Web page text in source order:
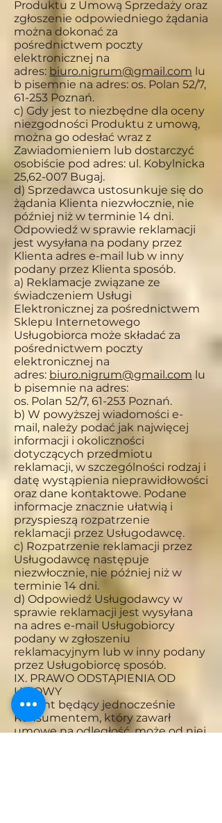
Produktu z Umową Sprzedaży oraz
zgłoszenie odpowiedniego żądania
można dokonać za
pośrednictwem poczty
elektronicznej na
adres: biuro.nigrum@gmail.com lu
b pisemnie na adres: os. Polan 52/7,
61-253 Poznań.
c) Gdy jest to niezbędne dla oceny
niezgodności Produktu z umową,
można go odesłać wraz z
Zawiadomieniem lub dostarczyć
osobiście pod adres: ul. Kobylnicka
25,62-007 Bugaj.
d) Sprzedawca ustosunkuje się do
żądania Klienta niezwłocznie, nie
później niż w terminie 14 dni.
Odpowiedź w sprawie reklamacji
jest wysyłana na podany przez
Klienta adres e-mail lub w inny
podany przez Klienta sposób.
a) Reklamacje związane ze
świadczeniem Usługi
Elektronicznej za pośrednictwem
Sklepu Internetowego
Usługobiorca może składać za
pośrednictwem poczty
elektronicznej na
adres: biuro.nigrum@gmail.com lu
b pisemnie na adres:
os. Polan 52/7, 61-253 Poznań.
b) W powyższej wiadomości e-
mail, należy podać jak najwięcej
informacji i okoliczności
dotyczących przedmiotu
reklamacji, w szczególności rodzaj i
datę wystąpienia nieprawidłowości
oraz dane kontaktowe. Podane
informacje znacznie ułatwią i
przyspieszą rozpatrzenie
reklamacji przez Usługodawcę.
c) Rozpatrzenie reklamacji przez
Usługodawcę następuje
niezwłocznie, nie później niż w
terminie 14 dni.
d) Odpowiedź Usługodawcy w
sprawie reklamacji jest wysyłana
na adres e-mail Usługobiorcy
podany w zgłoszeniu
reklamacyjnym lub w inny podany
przez Usługobiorcę sposób.
IX. PRAWO ODSTĄPIENIA OD
UMOWY
1. Klient będący jednocześnie
Konsumentem, który zawarł
umowę na odległość, może od niej